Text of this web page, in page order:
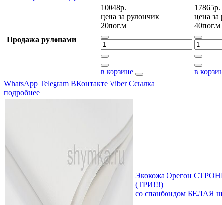
Продажа рулонами
10048р.
цена за рулончик
20пог.м
в корзине
17865р.
цена за
40пог.м
в
WhatsApp Telegram ВКонтакте Viber Ссылка
подробнее
Экокожа Орегон
(ТРИ!!!)
со спанбондом БЕЛАЯ